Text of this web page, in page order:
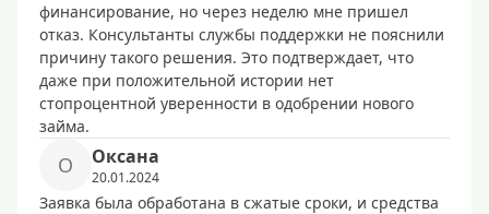
финансирование, но через неделю мне пришел
отказ. Консультанты службы поддержки не пояснили
причину такого решения. Это подтверждает, что
даже при положительной истории нет
стопроцентной уверенности в одобрении нового
займа.
О Оксана
20.01.2024
Заявка была обработана в сжатые сроки, и средства